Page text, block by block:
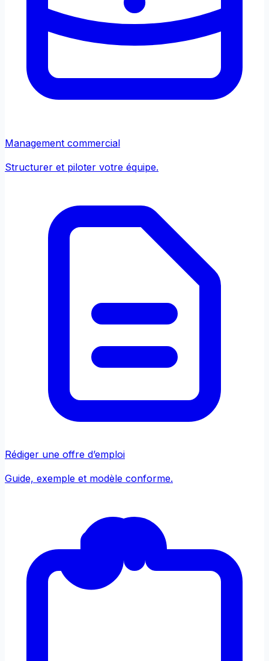
Management commercial
Structurer et piloter votre équipe.
Rédiger une offre d’emploi
Guide, exemple et modèle conforme.